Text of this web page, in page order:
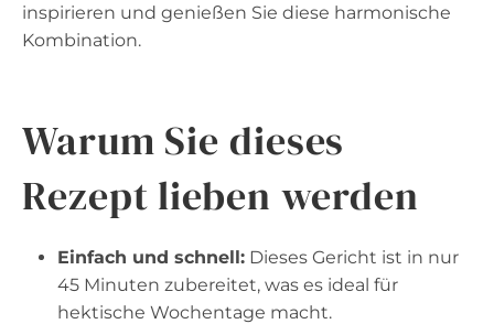
inspirieren und genießen Sie diese harmonische
Kombination.
Warum Sie dieses
Rezept lieben werden
Einfach und schnell: Dieses Gericht ist in nur
45 Minuten zubereitet, was es ideal für
hektische Wochentage macht.